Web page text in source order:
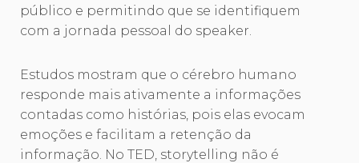
público e permitindo que se identifiquem
com a jornada pessoal do speaker.
Estudos mostram que o cérebro humano
responde mais ativamente a informações
contadas como histórias, pois elas evocam
emoções e facilitam a retenção da
informação. No TED, storytelling não é